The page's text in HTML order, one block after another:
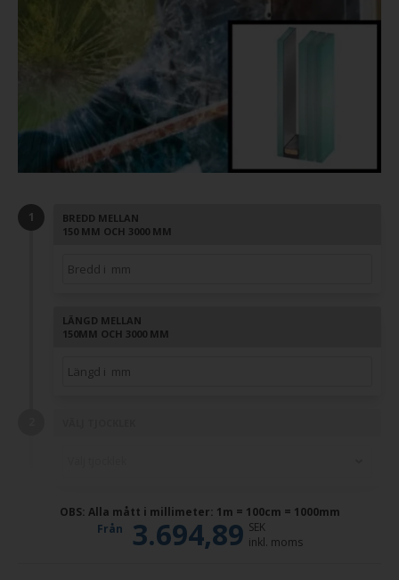
BREDD MELLAN
150 MM OCH 3000 MM
LÄNGD MELLAN
150MM OCH 3000 MM
OBS: Alla mått i millimeter: 1m = 100cm = 1000mm
Från
3.694,89 SEK
inkl. moms